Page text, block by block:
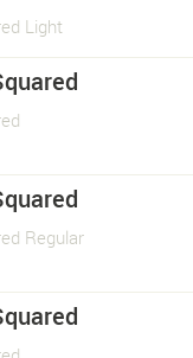
Light
Regular